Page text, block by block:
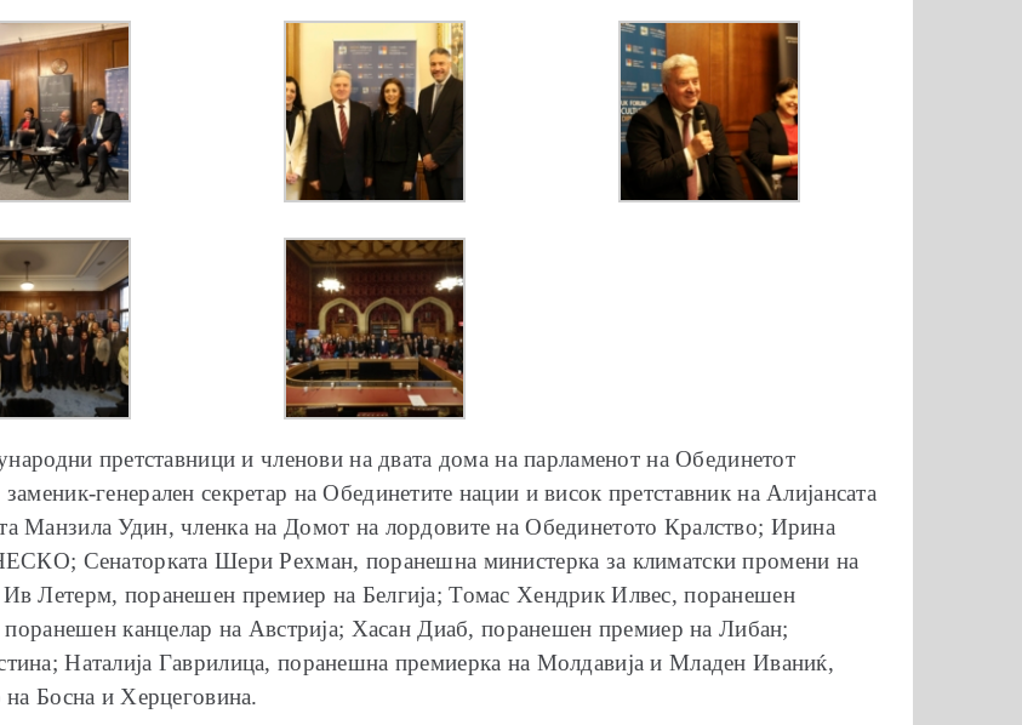
претставници и членови на двата дома на парламенот на Обединетот
генерален секретар на Обединетите нации и висок претставник на Алијансата
Манзила Удин, членка на Домот на лордовите на Обединетото Кралство; Ирина
Сенаторката Шери Рехман, поранешна министерка за климатски промени на
Летерм, поранешен премиер на Белгија; Томас Хендрик Илвес, поранешен
поранешен канцелар на Австрија; Хасан Диаб, поранешен премиер на Либан;
Наталија Гаврилица, поранешна премиерка на Молдавија и Младен Иваниќ,
на Босна и Херцеговина.